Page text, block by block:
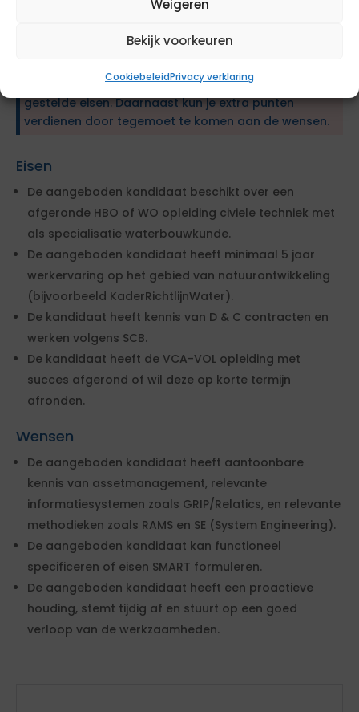
Weigeren
Bekijk voorkeuren
CookiebeleidPrivacy verklaring
aanbestedingsprocedure. De opdrachtgever heeft
aanmerking te komen, dien je te voldoen aan de
gestelde eisen. Daarnaast kun je extra punten
verdienen door tegemoet te komen aan de wensen.
Eisen
De aangeboden kandidaat beschikt over een
afgeronde HBO of WO opleiding civiele techniek met
als specialisatie waterbouwkunde.
De aangeboden kandidaat heeft minimaal 5 jaar
werkervaring op het gebied van natuurontwikkeling
(bijvoorbeeld KaderRichtlijnWater).
De kandidaat heeft kennis van D & C contracten en
werken volgens SCB.
De kandidaat heeft de VCA-VOL opleiding met
succes afgerond of wil deze op korte termijn
afronden.
Wensen
De aangeboden kandidaat heeft aantoonbare
kennis van assetmanagement, relevante
informatiesystemen zoals GRIP/Relatics, en relevante
methodieken zoals RAMS en SE (System Engineering).
De aangeboden kandidaat kan functioneel
specificeren of eisen SMART formuleren.
De aangeboden kandidaat heeft een proactieve
houding, stemt tijdig af en stuurt op een goed
verloop van de werkzaamheden.